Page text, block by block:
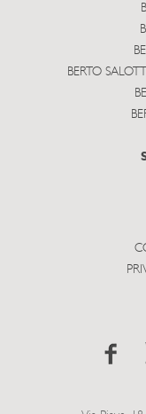
BERTO